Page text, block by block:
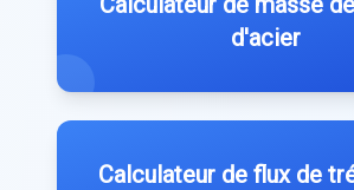
d'acier
Calculateur de flux de